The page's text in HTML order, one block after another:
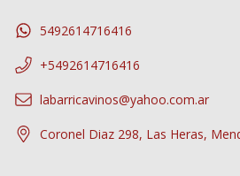
5492614716416
+5492614716416
labarricavinos@yahoo.com.ar
Coronel Diaz 298, Las Heras,